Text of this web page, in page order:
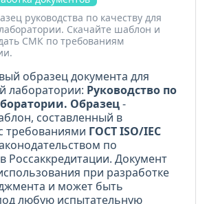
руководства по качеству для
Скачайте шаблон и
СМК по требованиям
образец документа для
лаборатории: Руководство по
Образец-
составленный в
требованиями ГОСТ ISO/IEC
по
Россаккредитации. Документ
при разработке
и может быть
любую испытательную